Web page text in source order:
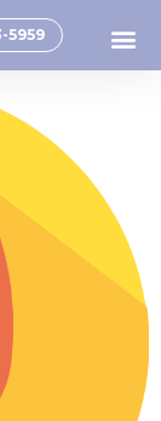
5959